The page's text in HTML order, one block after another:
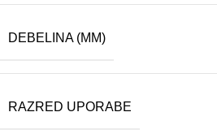
DEBELINA (MM)
RAZRED UPORABE